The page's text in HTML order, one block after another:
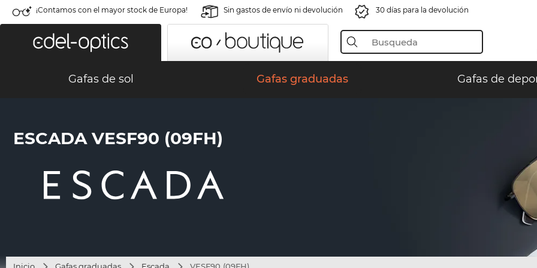
¡Contamos con el mayor stock de Europa! Sin gastos de envío ni devolución 30 días para la devolución
Gafas de sol Gafas graduadas Gafas de
ESCADA VESF90 (09FH)